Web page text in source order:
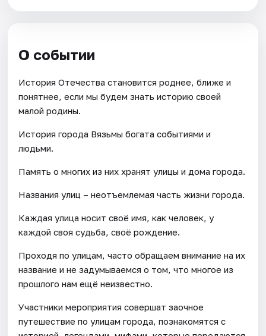
О событии
История Отечества становится роднее, ближе и
понятнее, если мы будем знать историю своей
малой родины.
История города Вязьмы богата событиями и
людьми.
Память о многих из них хранят улицы и дома города.
Названия улиц – неотъемлемая часть жизни города.
Каждая улица носит своё имя, как человек, у
каждой своя судьба, своё рождение.
Проходя по улицам, часто обращаем внимание на их
название и не задумываемся о том, что многое из
прошлого нам ещё неизвестно.
Участники мероприятия совершат заочное
путешествие по улицам города, познакомятся с